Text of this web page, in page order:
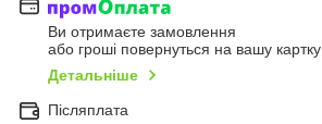
Ви отримаєте замовлення
або гроші повернуться на вашу картку
Детальніше
Післяплата